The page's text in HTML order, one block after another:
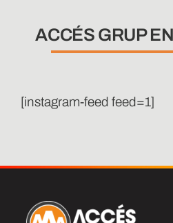
ACCÉS GRUP
[instagram-feed feed=1]